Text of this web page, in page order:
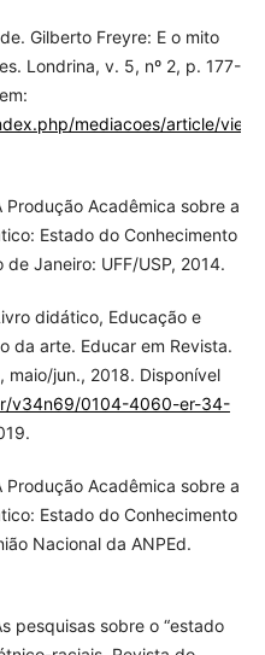
Gilberto Freyre: E o mito
Londrina, v. 5, nº 2, p. 177-
mediacoes/article/view/
Produção Acadêmica sobre a
Estado do Conhecimento
Janeiro: UFF/USP, 2014.
didático, Educação e
da arte. Educar em Revista.
jun., 2018. Disponível
v34n69/0104-4060-er-34-
Produção Acadêmica sobre a
Estado do Conhecimento
Nacional da ANPEd.
pesquisas sobre o “estado